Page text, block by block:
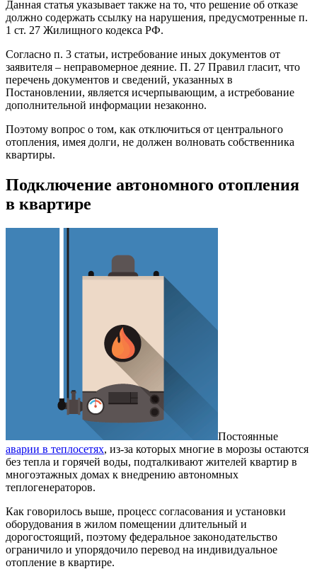
Данная статья указывает также на то, что решение об отказе
должно содержать ссылку на нарушения, предусмотренные п.
1 ст. 27 Жилищного кодекса РФ.
Согласно п. 3 статьи, истребование иных документов от
заявителя – неправомерное деяние. П. 27 Правил гласит, что
перечень документов и сведений, указанных в
Постановлении, является исчерпывающим, а истребование
дополнительной информации незаконно.
Поэтому вопрос о том, как отключиться от центрального
отопления, имея долги, не должен волновать собственника
квартиры.
Подключение автономного отопления
в квартире
Постоянные
аварии в теплосетях, из-за которых многие в морозы остаются
без тепла и горячей воды, подталкивают жителей квартир в
многоэтажных домах к внедрению автономных
теплогенераторов.
Как говорилось выше, процесс согласования и установки
оборудования в жилом помещении длительный и
дорогостоящий, поэтому федеральное законодательство
ограничило и упорядочило перевод на индивидуальное
отопление в квартире.